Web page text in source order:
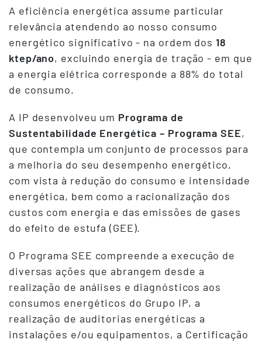
A eficiência energética assume particular
relevância atendendo ao nosso consumo
energético significativo - na ordem dos 18
ktep/ano, excluindo energia de tração - em que
a energia elétrica corresponde a 88% do total
de consumo.
A IP desenvolveu um Programa de
Sustentabilidade Energética – Programa SEE,
que contempla um conjunto de processos para
a melhoria do seu desempenho energético,
com vista à redução do consumo e intensidade
energética, bem como a racionalização dos
custos com energia e das emissões de gases
do efeito de estufa (GEE).
O Programa SEE compreende a execução de
diversas ações que abrangem desde a
realização de análises e diagnósticos aos
consumos energéticos do Grupo IP, a
realização de auditorias energéticas a
instalações e/ou equipamentos, a Certificação